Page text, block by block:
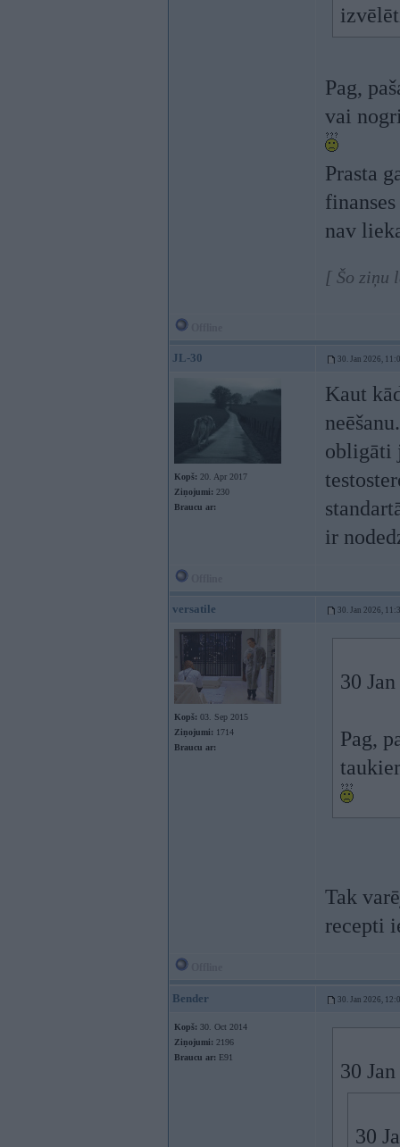
Pag,
vai
Prasta
nav
[ Šo ziņu
JL-30 30. Jan 2026,
Kopš: 20. Apr 2017
Ziņojumi: 230
Braucu ar:
Kaut
obligāti
ir
versatile 30. Jan 2026,
Kopš: 03. Sep 2015
Ziņojumi: 1714
Braucu ar:
30
Pag,
Tak
recepti
Bender 30. Jan 2026,
Kopš: 30. Oct 2014
Ziņojumi: 2196
Braucu ar: E91
30
30